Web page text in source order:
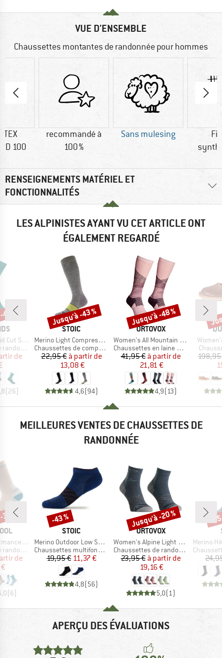
VUE D'ENSEMBLE
Chaussettes montantes de randonnée pour hommes
TEX
100
recommandé à
100 %
Sans mulesing
RENSEIGNEMENTS MATÉRIEL ET
FONCTIONNALITÉS
LES ALPINISTES AYANT VU CET ARTICLE ONT
ÉGALEMENT REGARDÉ
II 2-Pack
réduit
de
(26)
%
MARQUE
STOIC
Article
Merino Light Compression Socks
Product group
Chaussettes de compression
Prix
22,95 € Prix réduit
à partir de
13,08 €
4,6(94)
Remise
Jusqu'à -43 %
MARQUE
ORTOVOX
Article
Women's All Mountain Long Socks
Product group
Chaussettes en laine mérinos
Prix
41,95 € Prix réduit
à partir de
21,81 €
4,9(13)
Remise
Jusqu'à -48 %
Article
MEILLEURES VENTES DE CHAUSSETTES DE
RANDONNÉE
Crew
réduit
de
(6)
%
MARQUE
STOIC
Article
Merino Outdoor Low Socks Tech
Product group
Chaussettes multifonctions
Prix
19,95 €Prix réduit
11,37 €
4,8(56)
Remise
-43 %
MARQUE
ORTOVOX
Article
Women's Alpine Light Quarter Socks
Product group
Chaussettes de randonnée
Prix
23,95 € Prix réduit
à partir de
19,16 €
5,0(1)
Remise
Jusqu'à -20 %
Article
Merino
Product
-
APERÇU DES ÉVALUATIONS